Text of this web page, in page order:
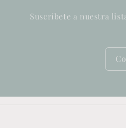
Suscríbete a nuestra